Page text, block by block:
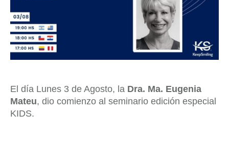
El día Lunes 3 de Agosto, la Dra. Ma. Eugenia
Mateu, dio comienzo al seminario edición especial
KIDS.